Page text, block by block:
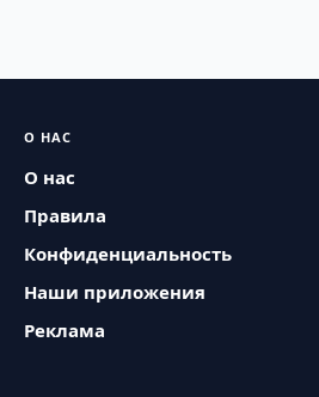
О НАС
О нас
Правила
Конфиденциальность
Наши приложения
Реклама